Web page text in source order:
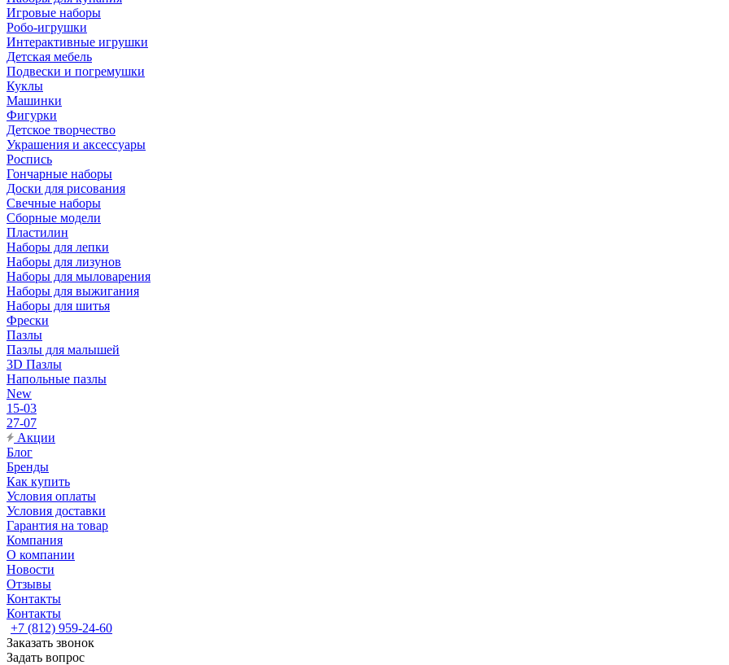
Игровые наборы
Робо-игрушки
Интерактивные игрушки
Детская мебель
Подвески и погремушки
Куклы
Машинки
Фигурки
Детское творчество
Украшения и аксессуары
Роспись
Гончарные наборы
Доски для рисования
Свечные наборы
Сборные модели
Пластилин
Наборы для лепки
Наборы для лизунов
Наборы для мыловарения
Наборы для выжигания
Наборы для шитья
Фрески
Пазлы
Пазлы для малышей
3D Пазлы
Напольные пазлы
New
15-03
27-07
Акции
Блог
Бренды
Как купить
Условия оплаты
Условия доставки
Гарантия на товар
Компания
О компании
Новости
Отзывы
Контакты
Контакты
+7 (812) 959-24-60
Заказать звонок
Задать вопрос